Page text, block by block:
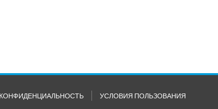
КОНФИДЕНЦИАЛЬНОСТЬ УСЛОВИЯ ПОЛЬЗОВАНИЯ